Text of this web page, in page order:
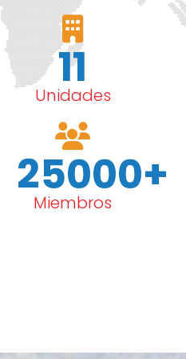
11
Unidades
25000+
Miembros